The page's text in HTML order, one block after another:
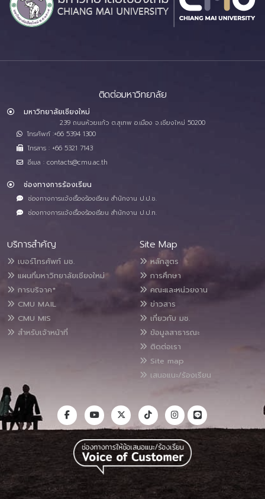
ติดต่อมหาวิทยาลัย
มหาวิทยาลัยเชียงใหม่
239 ถนนห้วยแก้ว ต.สุเทพ อ.เมือง จ.เชียงใหม่ 50200
โทรศัพท์ :+66 5394 1300
โทรสาร : +66 5321 7143
อีเมล : contacts@cmu.ac.th
ช่องทางการร้องเรียน
ช่องทางการแจ้งเรื่องร้องเรียน สำนักงาน ป.ป.ช.
ช่องทางการแจ้งเรื่องร้องเรียน สำนักงาน ป.ป.ท.
บริการสำคัญ
เบอร์โทรศัพท์ มช.
แผนที่มหาวิทยาลัยเชียงใหม่
การบริจาค*
CMU MAIL
CMU MIS
สำหรับเจ้าหน้าที่
Site Map
หลักสูตร
การศึกษา
คณะและหน่วยงาน
ข่าวสาร
เกี่ยวกับ มช.
ข้อมูลสาธารณะ
ติดต่อเรา
Site map
เสนอแนะ/ร้องเรียน